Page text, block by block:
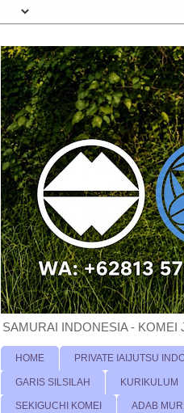
SAMURAI INDONESIA -
HOME PRIVATE IAIJUTSU
GARIS SILSILAH KURIKULUM
SEKIGUCHI KOMEI ADAB